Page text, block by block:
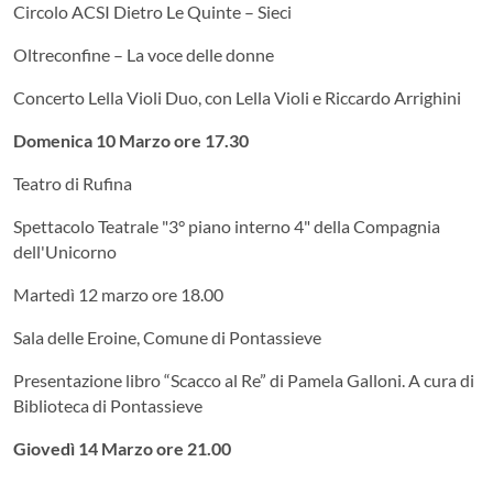
Circolo ACSI Dietro Le Quinte – Sieci
Oltreconfine – La voce delle donne
Concerto Lella Violi Duo, con Lella Violi e Riccardo Arrighini
Domenica 10 Marzo ore 17.30
Teatro di Rufina
Spettacolo Teatrale "3° piano interno 4" della Compagnia
dell'Unicorno
Martedì 12 marzo ore 18.00
Sala delle Eroine, Comune di Pontassieve
Presentazione libro “Scacco al Re” di Pamela Galloni. A cura di
Biblioteca di Pontassieve
Giovedì 14 Marzo ore 21.00